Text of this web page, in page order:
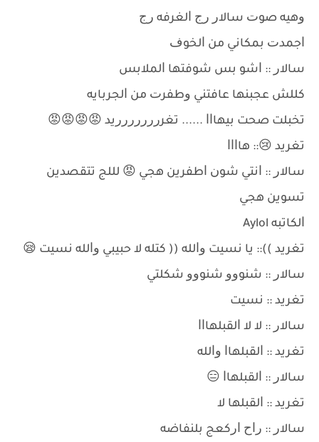
ﻭﻫﻴﻪ ﺻﻮﺕ ﺳﺎﻻﺭ ﺭﺝ ﺍﻟﻐﺮﻓﻪ ﺭﺝ
ﺍﺟﻤﺪﺕ ﺑﻤﻜﺎﻧﻲ ﻣﻦ ﺍﻟﺨﻮﻑ
ﺳﺎﻻﺭ :: ﺍﺷﻮ ﺑﺲ ﺷﻮﻓﺘﻬﺎ ﺍﻟﻤﻼﺑﺲ
ﻛﻠﻠﺶ ﻋﺠﺒﻨﻬﺎ ﻋﺎﻓﺘﻨﻲ ﻭﻃﻔﺮﺕ ﻣﻦ ﺍﻟﺠﺮﺑﺎﻳﻪ
ﺗﺨﺒﻠﺖ ﺻﺤﺖ ﺑﻴﻬﺎﺍﺍ ...... ﺗﻐﺮﺭﺭﺭﺭﺭﺭﺭﻳﺪ 😡😡😡😡
ﺗﻐﺮﻳﺪ 😢:: ﻫﺎﺍﺍﺍ
ﺳﺎﻻﺭ :: ﺍﻧﺘﻲ ﺷﻮﻥ ﺍﻃﻔﺮﻳﻦ ﻫﺠﻲ 😡 ﻟﻠﻠﺞ ﺗﺘﻘﺼﺪﻳﻦ
ﺗﺴﻮﻳﻦ ﻫﺠﻲ
ﺍﻟﻜﺎﺗﺒﻪ Aylol
ﺗﻐﺮﻳﺪ )):: ﻳﺎ ﻧﺴﻴﺖ ﻭﺍﻟﻠﻪ (( ﻛﺘﻠﻪ ﻻ ﺣﺒﻴﺒﻲ ﻭﺍﻟﻠﻪ ﻧﺴﻴﺖ 😪
ﺳﺎﻻﺭ :: ﺷﻨﻮﻭﻭ ﺷﻨﻮﻭﻭ ﺷﻜﻠﺘﻲ
ﺗﻐﺮﻳﺪ :: ﻧﺴﻴﺖ
ﺳﺎﻻﺭ :: ﻻ ﻻ ﺍﻟﻘﺒﻠﻬﺎﺍﺍ
ﺗﻐﺮﻳﺪ :: ﺍﻟﻘﺒﻠﻬﺎﺍ ﻭﺍﻟﻠﻪ
ﺳﺎﻻﺭ :: ﺍﻟﻘﺒﻠﻬﺎﺍ 😑
ﺗﻐﺮﻳﺪ :: ﺍﻟﻘﺒﻠﻬﺎ ﻻ
ﺳﺎﻻﺭ :: ﺭﺍﺡ ﺍﺭﻛﻌﺞ ﺑﻠﻨﻔﺎﺿﻪ